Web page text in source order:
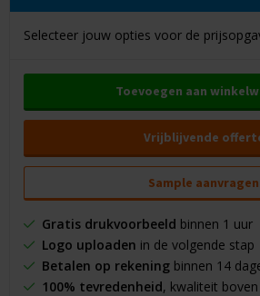
Selecteer jouw opties voor de
Toevoegen aan
Vrijblijvende
Sample aanvragen
Gratis drukvoorbeeld binnen 1 uur
Logo uploaden in de volgende stap
Betalen op rekeningbinnen 14
100% tevredenheid, kwaliteit